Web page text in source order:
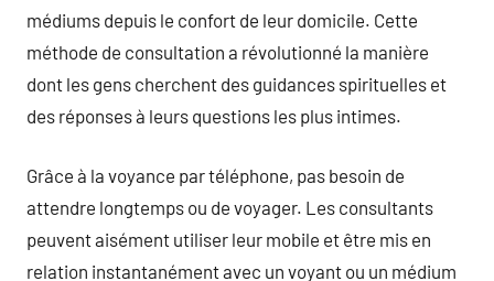
médiums depuis le confort de leur domicile. Cette
méthode de consultation a révolutionné la manière
dont les gens cherchent des guidances spirituelles et
des réponses à leurs questions les plus intimes.
Grâce à la voyance par téléphone, pas besoin de
attendre longtemps ou de voyager. Les consultants
peuvent aisément utiliser leur mobile et être mis en
relation instantanément avec un voyant ou un médium